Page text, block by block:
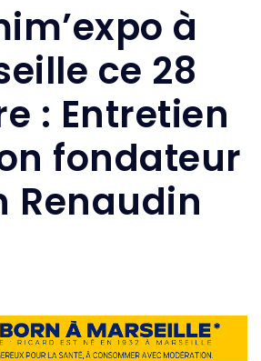
à
ce 28
: Entretien
fondateur
Renaudin